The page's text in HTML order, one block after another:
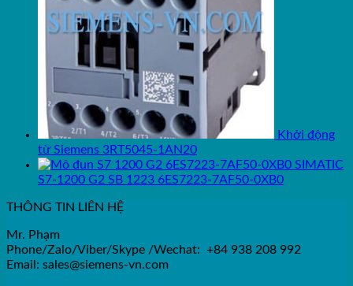
Khởi động
từ Siemens 3RT5045-1AN20
SIMATIC
S7-1200 G2 SB 1223 6ES7223-7AF50-0XB0
THÔNG TIN LIÊN HỆ
Mr. Phạm
Phone/Zalo/Viber/Skype /Wechat: +84 938 208 992
Email: sales@siemens-vn.com